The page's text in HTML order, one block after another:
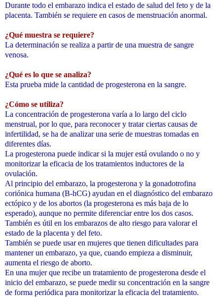
Durante todo el embarazo indica el estado de salud del feto y de la
placenta. También se requiere en casos de menstruación anormal.
¿Qué muestra se requiere?
La determinación se realiza a partir de una muestra de sangre
venosa.
¿Qué es lo que se analiza?
Esta prueba mide la cantidad de progesterona en la sangre.
¿Cómo se utiliza?
La concentración de progesterona varía a lo largo del ciclo
menstrual, por lo que, para reconocer y tratar ciertas causas de
infertilidad, se ha de analizar una serie de muestras tomadas en
diferentes días.
La progesterona puede indicar si la mujer está ovulando o no y
monitorizar la eficacia de los tratamientos inductores de la
ovulación.
Al principio del embarazo, la progesterona y la gonadotrofina
coriónica humana (B-hCG) ayudan en el diagnóstico del embarazo
ectópico y de los abortos (la progesterona es más baja de lo
esperado), aunque no permite diferenciar entre los dos casos.
También es útil en los embarazos de alto riesgo para valorar el
estado de la placenta y del feto.
También se puede usar en mujeres que tienen dificultades para
mantener un embarazo, ya que, cuando empieza a disminuir,
aumenta el riesgo de aborto.
En una mujer que recibe un tratamiento de progesterona desde el
inicio del embarazo, se puede medir su concentración en la sangre
de forma periódica para monitorizar la eficacia del tratamiento.